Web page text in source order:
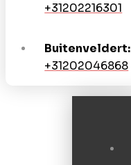
+31202216301
Buitenveldert:
+31202046868